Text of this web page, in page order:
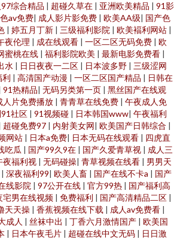
97综合精品 | 超碰久草在 | 亚洲欧美精品 | 91影
av免费| 成人影片影免费 | 欧美AA级| 国产色
| 婷五月丁新 | 三级福利影院 | 欧美褔利网站 |
夜伦理 | 成在线观看 | 一区二区无码免费 | 欧
蜜桃在线 | 福利影院欧美 | 最新电影免费看 |
水 | 日日夜夜一二区 | 日本波多野 | 三级涩网
利 | 高清国产动漫 | 一区二区国产精品 | 日韩在
91热精品| 无码另类第一页 | 黑丝国产在线观
人片免费播放 | 青青草在线免费 | 午夜成人免
社区 | 91视频碰 | 日本韩国www| 午夜福利
超碰免费97 | 内射美女网| 欧美国产日韩综合 |
网站 | 日本a免费| 日本无码在线观看 | 四虎直
吃瓜 | 国产99久9在 | 国产久爱青草视 | 成人三
夜福利视 | 无码碰操| 青草视频在线看 | 男男天
| 深夜福利99| 欧美人畜 | 国产在线不卡a | 国产
线影院 | 97公开在线 | 官方99热 | 国产福利高
宅男在线视频 | 免费福利 | 国产高清精品二区 |
天天操 | 香蕉视频在线下载 | 成人av免费看 |
成人 | 丝袜中出 | 丁香六月激情国产 | 欧美国
| 日本午夜毛片 | 超碰在线中文无码 | 日日激